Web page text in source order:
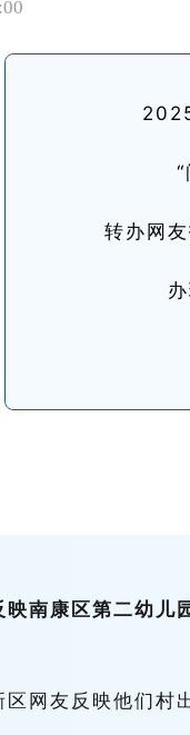
2
转办网
南康区第二幼儿
网友反映他们村